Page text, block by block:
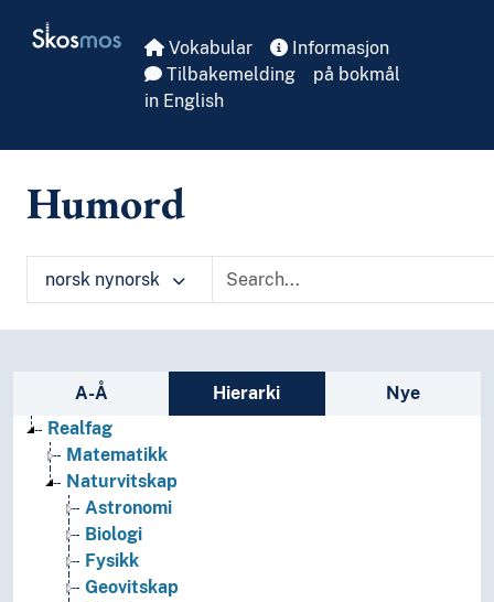
Skosmos Vokabular
Informasjon
Tilbakemelding
på bokmål
in English
Humord
norsk nynorsk
Sidefelt: navigér i vokabularet
A-Å Hierarki
Nye
Realfag
Matematikk
Naturvitskap
Astronomi
Biologi
Fysikk
Geovitskap